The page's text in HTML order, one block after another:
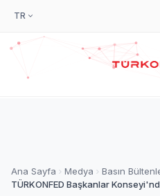
TR
Ana Sayfa Medya
Basın
TÜRKONFED Başkanlar